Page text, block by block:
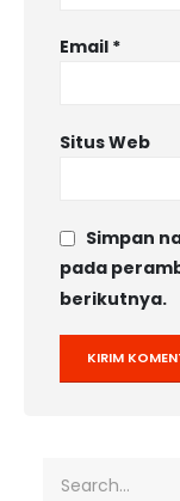
Email *
Situs Web
Simpan
pada
berikutnya.